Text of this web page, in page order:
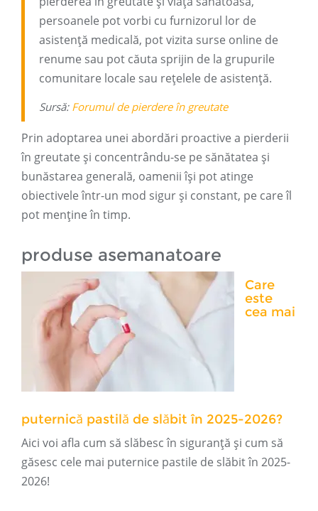
persoanele pot vorbi cu furnizorul lor de
asistență medicală, pot vizita surse online de
renume sau pot căuta sprijin de la grupurile
comunitare locale sau rețelele de asistență.
Sursă: Forumul de pierdere în greutate
Prin adoptarea unei abordări proactive a pierderii
în greutate și concentrându-se pe sănătatea și
bunăstarea generală, oamenii își pot atinge
obiectivele într-un mod sigur și constant, pe care îl
pot menține în timp.
produse asemanatoare
Care
este
cea mai
puternică pastilă de slăbit în 2025-2026?
Aici voi afla cum să slăbesc în siguranță și cum să
găsesc cele mai puternice pastile de slăbit în 2025-
2026!